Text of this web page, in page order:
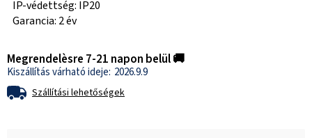
IP-védettség: IP20
Garancia: 2 év
Megrendelèsre 7-21 napon belül 🚚
2026.9.9
Szállítási lehetőségek